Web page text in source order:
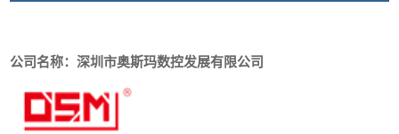
公司名称：深圳市奥斯玛数控发展有限公司